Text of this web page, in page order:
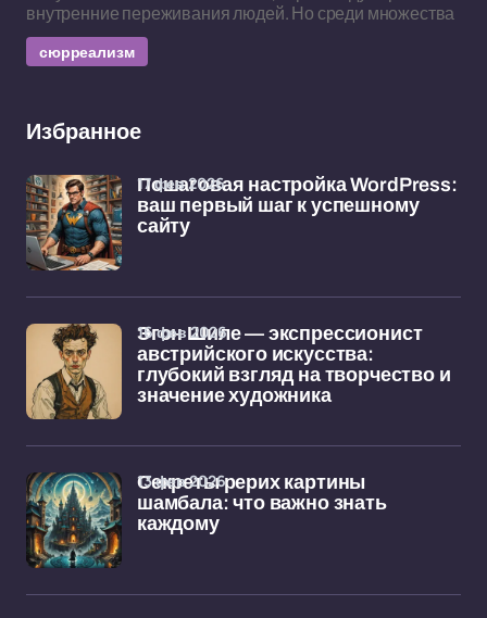
внутренние переживания людей. Но среди множества
сюрреализм
Избранное
Пошаговая настройка WordPress:
ваш первый шаг к успешному
сайту
17 фев 2026
Эгон Шиле — экспрессионист
австрийского искусства:
глубокий взгляд на творчество и
значение художника
16 фев 2026
Секреты рерих картины
шамбала: что важно знать
каждому
13 фев 2026